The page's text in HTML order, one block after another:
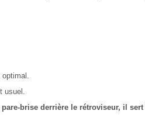
usuel.
brise derrière le rétroviseur, il sert